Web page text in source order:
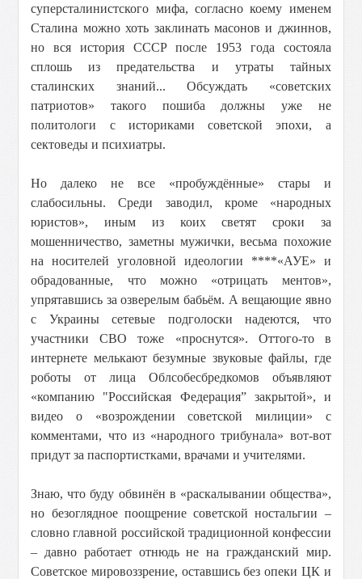
суперсталинистского мифа, согласно коему именем
Сталина можно хоть заклинать масонов и джиннов,
но вся история СССР после 1953 года состояла
сплошь из предательства и утраты тайных
сталинских знаний... Обсуждать «советских
патриотов» такого пошиба должны уже не
политологи с историками советской эпохи, а
сектоведы и психиатры.
Но далеко не все «пробуждённые» стары и
слабосильны. Среди заводил, кроме «народных
юристов», иным из коих светят сроки за
мошенничество, заметны мужички, весьма похожие
на носителей уголовной идеологии ****«АУЕ» и
обрадованные, что можно «отрицать ментов»,
упрятавшись за озверелым бабьём. А вещающие явно
с Украины сетевые подголоски надеются, что
участники СВО тоже «проснутся». Оттого-то в
интернете мелькают безумные звуковые файлы, где
роботы от лица Облсобесбредкомов объявляют
«компанию "Российская Федерация” закрытой», и
видео о «возрождении советской милиции» с
комментами, что из «народного трибунала» вот-вот
придут за паспортистками, врачами и учителями.
Знаю, что буду обвинён в «раскалывании общества»,
но безоглядное поощрение советской ностальгии –
словно главной российской традиционной конфессии
– давно работает отнюдь не на гражданский мир.
Советское мировоззрение, оставшись без опеки ЦК и